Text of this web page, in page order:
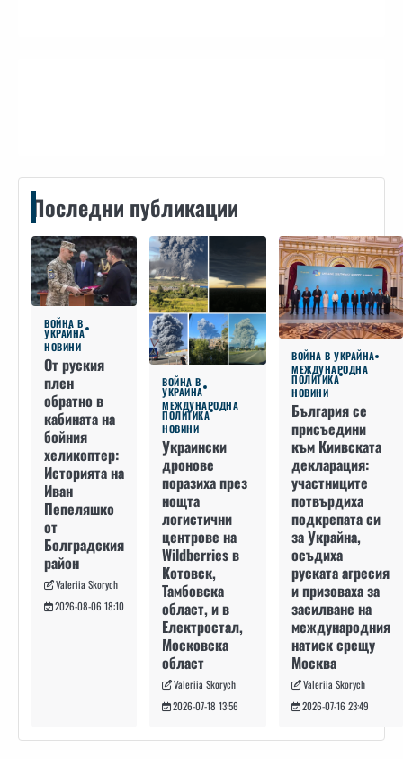
Последни публикации
ВОЙНА В
УКРАЙНА
НОВИНИ
От руския
плен
обратно в
кабината на
бойния
хеликоптер:
Историята на
Иван
Пепеляшко
от
Болградския
район
Valeriia Skorych
2026-08-06 18:10
ВОЙНА В
УКРАЙНА
МЕЖДУНАРОДНА
ПОЛИТИКА
НОВИНИ
Украински
дронове
поразиха през
нощта
логистични
центрове на
Wildberries в
Котовск,
Тамбовска
област, и в
Електростал,
Московска
област
Valeriia Skorych
2026-07-18 13:56
ВОЙНА В УКРАЙНА
МЕЖДУНАРОДНА
ПОЛИТИКА
НОВИНИ
България се
присъедини
към Киивската
декларация:
участниците
потвърдиха
подкрепата си
за Украйна,
осъдиха
руската агресия
и призоваха за
засилване на
международния
натиск срещу
Москва
Valeriia Skorych
2026-07-16 23:49